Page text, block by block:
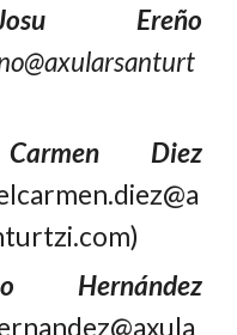
osu Ereño
Diez
Hernández